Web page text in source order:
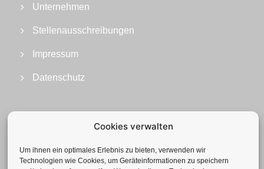
Cookies verwalten
Um ihnen ein optimales Erlebnis zu bieten, verwenden wir
Technologien wie Cookies, um Geräteinformationen zu speichern
Unternehmen
Stellenausschreibungen
Impressum
Datenschutz